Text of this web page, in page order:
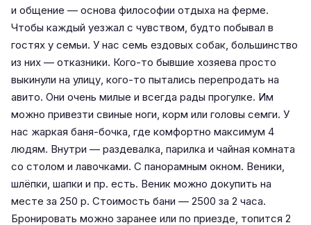
и общение — основа философии отдыха на ферме.
Чтобы каждый уезжал с чувством, будто побывал в
гостях у семьи. У нас семь ездовых собак, большинство
из них — отказники. Кого-то бывшие хозяева просто
выкинули на улицу, кого-то пытались перепродать на
авито. Они очень милые и всегда рады прогулке. Им
можно привезти свиные ноги, корм или головы семги. У
нас жаркая баня-бочка, где комфортно максимум 4
людям. Внутри — раздевалка, парилка и чайная комната
со столом и лавочками. С панорамным окном. Веники,
шлёпки, шапки и пр. есть. Веник можно докупить на
месте за 250 р. Стоимость бани — 2500 за 2 часа.
Бронировать можно заранее или по приезде, топится 2